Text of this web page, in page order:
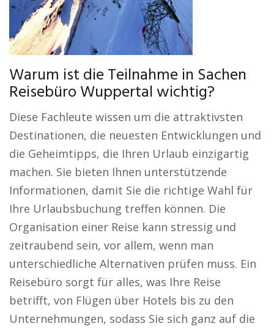
Warum ist die Teilnahme in Sachen
Reisebüro Wuppertal wichtig?
Diese Fachleute wissen um die attraktivsten
Destinationen, die neuesten Entwicklungen und
die Geheimtipps, die Ihren Urlaub einzigartig
machen. Sie bieten Ihnen unterstützende
Informationen, damit Sie die richtige Wahl für
Ihre Urlaubsbuchung treffen können. Die
Organisation einer Reise kann stressig und
zeitraubend sein, vor allem, wenn man
unterschiedliche Alternativen prüfen muss. Ein
Reisebüro sorgt für alles, was Ihre Reise
betrifft, von Flügen über Hotels bis zu den
Unternehmungen, sodass Sie sich ganz auf die